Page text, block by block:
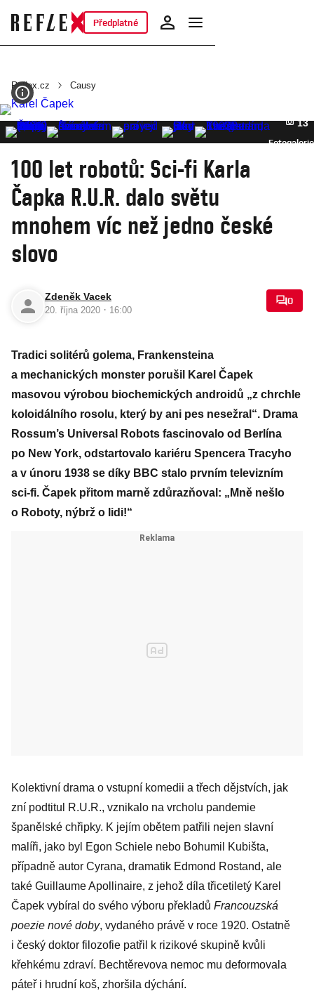
Předplatné
Reflex.cz Causy
13
Fotogalerie
100 let robotů: Sci-fi Karla
Čapka R.U.R. dalo světu
mnohem víc než jedno české
slovo
Zdeněk Vacek
20. října 2020 · 16:00
0
Tradici solitérů golema, Frankensteina
a mechanických monster porušil Karel Čapek
masovou výrobou biochemických androidů „z chrchle
koloidálního rosolu, který by ani pes nesežral“. Drama
Rossum’s Universal Robots fascinovalo od Berlína
po New York, odstartovalo kariéru Spencera Tracyho
a v únoru 1938 se díky BBC stalo prvním televizním
sci-fi. Čapek přitom marně zdůrazňoval: „Mně nešlo
o Roboty, nýbrž o lidi!“
Kolektivní drama o vstupní komedii a třech dějstvích, jak
zní podtitul R.U.R., vznikalo na vrcho­lu pandemie
španělské chřipky. K jejím obětem patřili nejen slavní
malíři, jako byl Egon Schiele nebo Bohumil Kubišta,
případně autor Cyrana, dramatik ­Edmond Rostand, ale
také Guillaume Apol­linaire, z jehož díla třicetiletý ­Karel
Čapek vybíral do svého výboru překladů Francouzská
poezie nové doby, vydaného právě v roce 1920. Ostatně
i český doktor filozofie patřil k rizikové skupině kvůli
křehkému zdraví. Bechtěrevova nemoc mu deformovala
páteř i hrudní koš, zhoršila dýchání.